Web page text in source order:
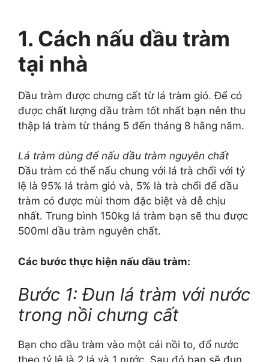
1. Cách nấu dầu tràm
tại nhà
Dầu tràm được chưng cất từ lá tràm gió. Để có
được chất lượng dầu tràm tốt nhất bạn nên thu
thập lá tràm từ tháng 5 đến tháng 8 hằng năm.
Lá tràm dùng để nấu dầu tràm nguyên chất
Dầu tràm có thể nấu chung với lá trà chổi với tỷ
lệ là 95% lá tràm gió và, 5% là trà chổi để dầu
tràm có được mùi thơm đặc biệt và dễ chịu
nhất. Trung bình 150kg lá tràm bạn sẽ thu được
500ml dầu tràm nguyên chất.
Các bước thực hiện nấu dầu tràm:
Bước 1: Đun lá tràm với nước
trong nồi chưng cất
Bạn cho dầu tràm vào một cái nồi to, đổ nước
theo tỷ lệ là 2 lá và 1 nước. Sau đó bạn sẽ đun